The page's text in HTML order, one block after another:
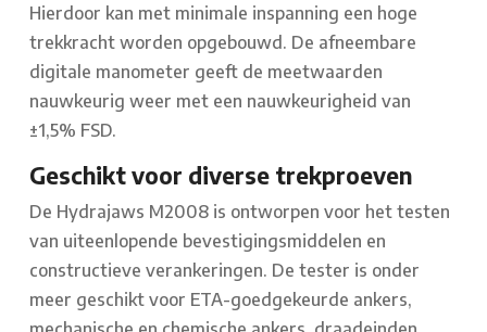
Hierdoor kan met minimale inspanning een hoge
trekkracht worden opgebouwd. De afneembare
digitale manometer geeft de meetwaarden
nauwkeurig weer met een nauwkeurigheid van
±1,5% FSD.
Geschikt voor diverse trekproeven
De Hydrajaws M2008 is ontworpen voor het testen
van uiteenlopende bevestigingsmiddelen en
constructieve verankeringen. De tester is onder
meer geschikt voor ETA-goedgekeurde ankers,